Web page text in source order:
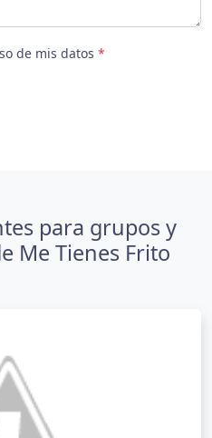
de mis datos *
para grupos y
Me Tienes Frito